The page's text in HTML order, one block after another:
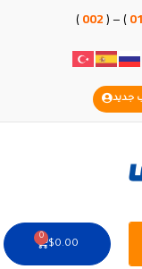
) – (
002
)
جديد
Search
$0.00
0
Cart